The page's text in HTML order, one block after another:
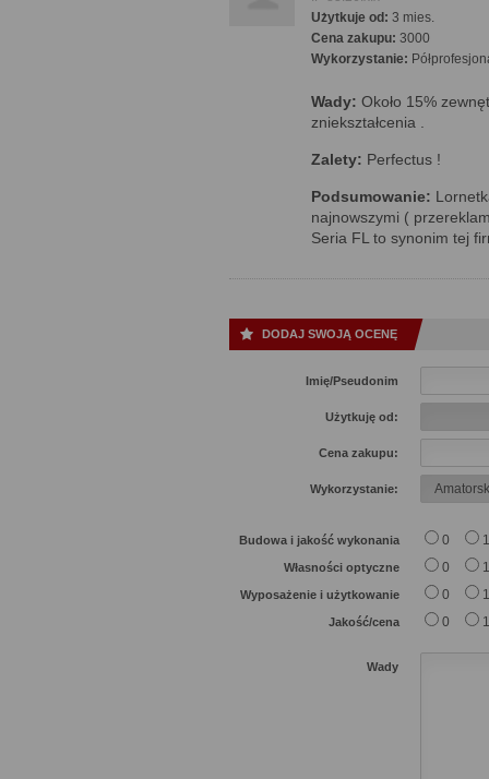
Użytkuje od: 3 mies.
Cena zakupu: 3000
Wykorzystanie:
Wady: Około 15%
zniekształcenia .
Zalety: Perfectus !
Podsumowanie:
najnowszymi (
Seria FL to synonim tej
DODAJ SWOJĄ OCENĘ
Imię/Pseudonim
Użytkuję od:
Cena zakupu:
Wykorzystanie:
Budowa i jakość wykonania 0 1
Własności optyczne 0 1
Wyposażenie i użytkowanie 0 1
Jakość/cena 0 1
Wady